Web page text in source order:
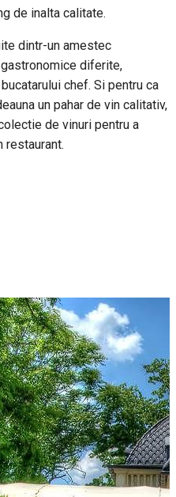
de inalta calitate.
dintr-un amestec
diferite,
chef. Si pentru ca
un pahar de vin calitativ,
de vinuri pentru a
restaurant.